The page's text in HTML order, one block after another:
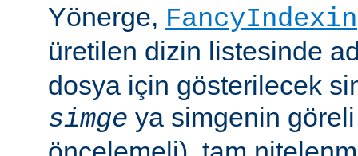
Yönerge,
üretilen dizin listesinde
dosya için gösterilecek
simge ya simgenin göreli